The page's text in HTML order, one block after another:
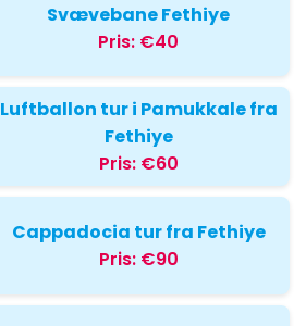
Svævebane Fethiye
Pris: €40
Luftballon tur i Pamukkale fra
Fethiye
Pris: €60
Cappadocia tur fra Fethiye
Pris: €90